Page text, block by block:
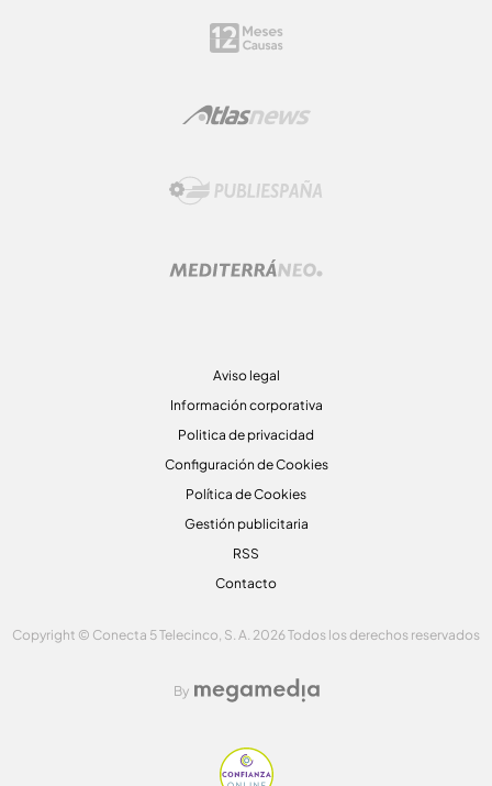
Aviso legal
Información corporativa
Politica de privacidad
Configuración de Cookies
Política de Cookies
Gestión publicitaria
RSS
Contacto
Copyright © Conecta 5 Telecinco, S. A. 2026 Todos los derechos reservados
By